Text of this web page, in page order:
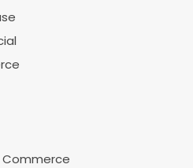
Commerce